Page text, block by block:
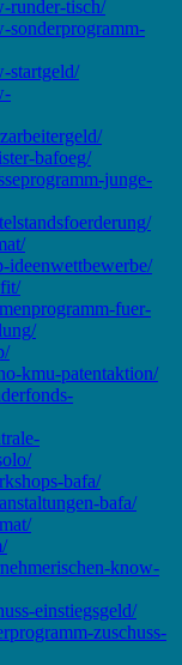
runder-tisch/
sonderprogramm-
startgeld/
bafoeg/
junge-
ideenwettbewerbe/
fuer-
kmu-patentaktion/
bafa/
bafa/
know-
einstiegsgeld/
zuschuss-